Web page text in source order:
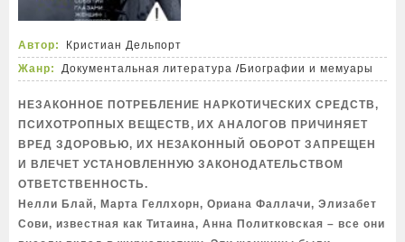
Автор:
Кристиан Дельпорт
Жанр:
Документальная литература /Биографии и мемуары
НЕЗАКОННОЕ ПОТРЕБЛЕНИЕ НАРКОТИЧЕСКИХ СРЕДСТВ,
ПСИХОТРОПНЫХ ВЕЩЕСТВ, ИХ АНАЛОГОВ ПРИЧИНЯЕТ
ВРЕД ЗДОРОВЬЮ, ИХ НЕЗАКОННЫЙ ОБОРОТ ЗАПРЕЩЕН
И ВЛЕЧЕТ УСТАНОВЛЕННУЮ ЗАКОНОДАТЕЛЬСТВОМ
ОТВЕТСТВЕННОСТЬ.
Нелли Блай, Марта Геллхорн, Ориана Фаллачи, Элизабет
Сови, известная как Титаина, Анна Политковская – все они